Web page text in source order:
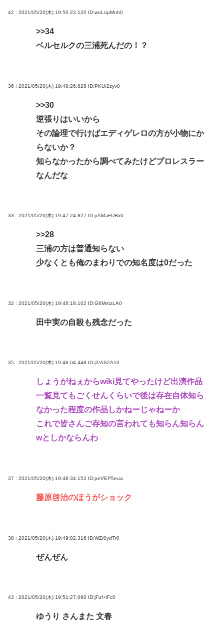
42 : 2021/05/20(木) 19:50:22.120 ID:woLopMnh0
>>34
ベルセルクの三浦死んだの！？
36 : 2021/05/20(木) 19:48:26.828 ID:PKU/2zyv0
>>30
逆張りはいいから
その論理で行けばエディゲレロの方が小物にか
らないか？
知らなかったから調べてみたけどプロレスラー
なんだな
33 : 2021/05/20(木) 19:47:24.827 ID:pAMaFURx0
>>28
三浦の方は普通知らない
少なくとも俺のまわりでの知名度は0だった
32 : 2021/05/20(木) 19:46:18.102 ID:G6MntzLA0
田中実の自殺も残念だった
35 : 2021/05/20(木) 19:48:04.448 ID:j2/AS2A10
しょうがねぇからwiki見てやったけど出演作品
一覧見てもごくせんくらいで後は存在自体知ら
なかった程度の作品しかねーじゃねーか
これで皆さんご存知の言われても知らん知らん
wとしかならんわ
37 : 2021/05/20(木) 19:48:34.152 ID:peVEP5eua
藤原啓治のほうがショック
38 : 2021/05/20(木) 19:49:02.316 ID:WZ/0ydTr0
ぜんぜん
43 : 2021/05/20(木) 19:51:27.080 ID:jFuf+lFc0
ゆうり さんまた 文春